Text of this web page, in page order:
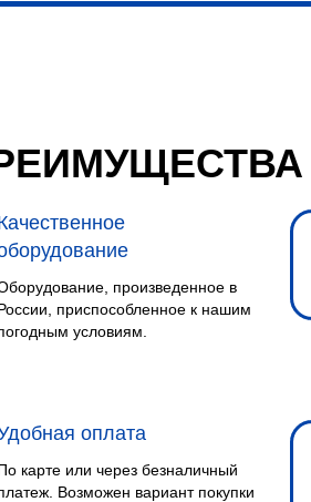
произведенное в
приспособленное к нашим
условиям.
оплата
карте или через безналичный
Возможен вариант покупки